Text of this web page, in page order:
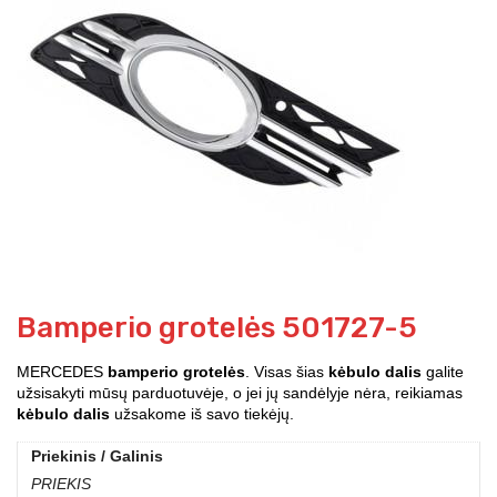
Bamperio grotelės 501727-5
MERCEDES bamperio grotelės . Visas šias kėbulo dalis galite
užsisakyti mūsų parduotuvėje, o jei jų sandėlyje nėra, reikiamas
kėbulo dalis užsakome iš savo tiekėjų.
Priekinis / Galinis
PRIEKIS